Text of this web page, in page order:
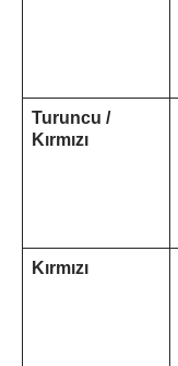
Turuncu /
Kırmızı
Kırmızı